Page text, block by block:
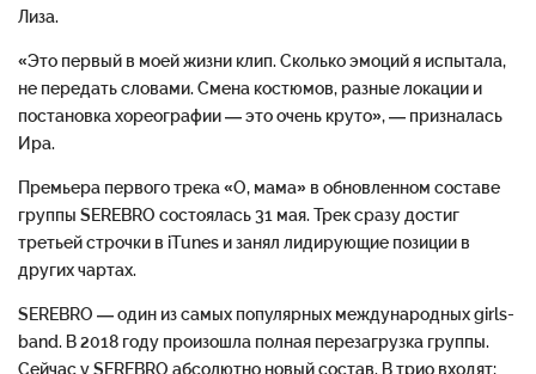
Лиза.
«Это первый в моей жизни клип. Сколько эмоций я испытала,
не передать словами. Смена костюмов, разные локации и
постановка хореографии — это очень круто», — призналась
Ира.
Премьера первого трека «О, мама» в обновленном составе
группы SEREBRO состоялась 31 мая. Трек сразу достиг
третьей строчки в iTunes и занял лидирующие позиции в
других чартах.
SEREBRO — один из самых популярных международных girls-
band. В 2018 году произошла полная перезагрузка группы.
Сейчас у SEREBRO абсолютно новый состав. В трио входят: